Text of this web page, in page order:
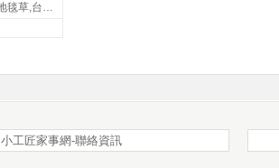
財神園藝-草皮批發,地毯草,台北草,彰化地毯草,彰化台北草
小工匠家事網-聯絡資訊